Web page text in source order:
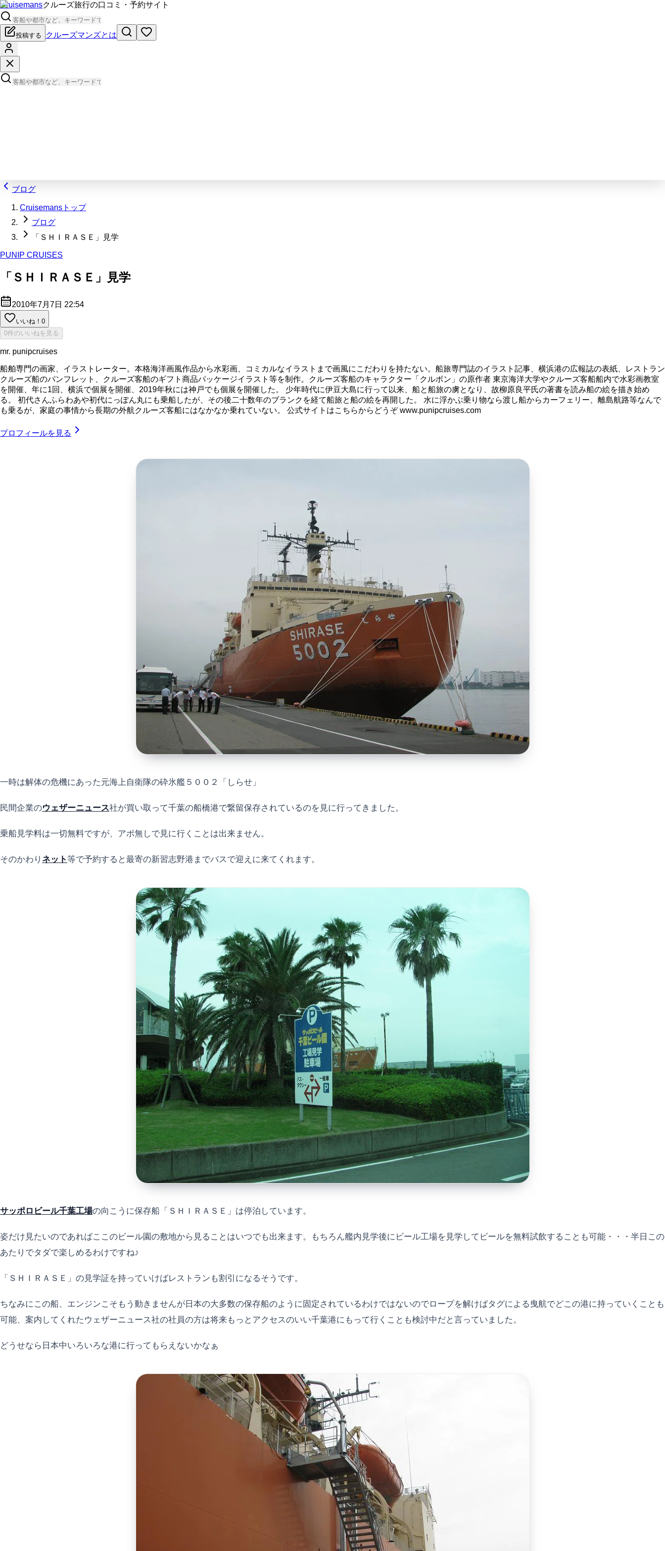
Cruisemansクルーズ旅行の口コミ・予約サイト
投稿する クルーズマンズとは
ブログ
Cruisemansトップ
ブログ
「ＳＨＩＲＡＳＥ」見学
PUNIP CRUISES
「ＳＨＩＲＡＳＥ」見学
2010年7月7日 22:54
いいね！ 0
0件のいいねを見る
mr. punipcruises
船舶専門の画家、イラストレーター。本格海洋画風作品から水彩画、コミカルなイラストまで画風にこだわりを持たない。船旅専門誌のイラスト記事、横浜港の広報誌の表紙、レストラン
クルーズ船のパンフレット、クルーズ客船のギフト商品パッケージイラスト等を制作。クルーズ客船のキャラクター「クルボン」の原作者 東京海洋大学やクルーズ客船船内で水彩画教室
を開催、年に1回、横浜で個展を開催、2019年秋には神戸でも個展を開催した。 少年時代に伊豆大島に行って以来、船と船旅の虜となり、故柳原良平氏の著書を読み船の絵を描き始め
る。 初代さんふらわあや初代にっぽん丸にも乗船したが、その後二十数年のブランクを経て船旅と船の絵を再開した。 水に浮かぶ乗り物なら渡し船からカーフェリー、離島航路等なんで
も乗るが、家庭の事情から長期の外航クルーズ客船にはなかなか乗れていない。 公式サイトはこちらからどうぞ www.punipcruises.com
プロフィールを見る
一時は解体の危機にあった元海上自衛隊の砕氷艦５００２「しらせ」
民間企業のウェザーニュース社が買い取って千葉の船橋港で繋留保存されているのを見に行ってきました。
乗船見学料は一切無料ですが、アポ無しで見に行くことは出来ません。
そのかわり ネット等で予約すると最寄の新習志野港までバスで迎えに来てくれます。
サッポロビール千葉工場の向こうに保存船「ＳＨＩＲＡＳＥ」は停泊しています。
姿だけ見たいのであればここのビール園の敷地から見ることはいつでも出来ます。もちろん艦内見学後にビール工場を見学してビールを無料試飲することも可能・・・半日この
あたりでタダで楽しめるわけですね♪
「ＳＨＩＲＡＳＥ」の見学証を持っていけばレストランも割引になるそうです。
ちなみにこの船、エンジンこそもう動きませんが日本の大多数の保存船のように固定されているわけではないのでロープを解けばタグによる曳航でどこの港に持っていくことも
可能、案内してくれたウェザーニュース社の社員の方は将来もっとアクセスのいい千葉港にもって行くことも検討中だと言っていました。
どうせなら日本中いろいろな港に行ってもらえないかなぁ